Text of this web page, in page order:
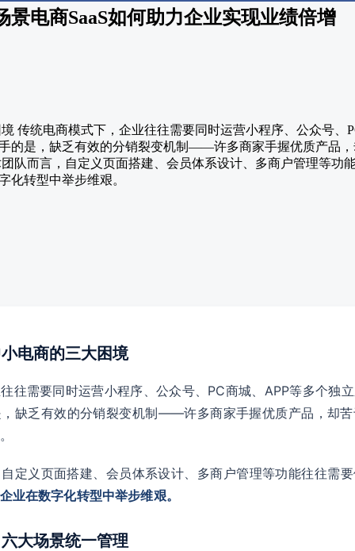
景电商SaaS如何助力企业实现业绩倍增
传统电商模式下，企业往往需要同时运营小程序、公众号、
的是，缺乏有效的分销裂变机制——许多商家手握优质产品
队而言，自定义页面搭建、会员体系设计、多商户管理等功
化转型中举步维艰。
电商的三大困境
往需要同时运营小程序、公众号、PC商城、APP等多个独
缺乏有效的分销裂变机制——许多商家手握优质产品，却
定义页面搭建、会员体系设计、多商户管理等功能往往需
业在数字化转型中举步维艰。
大场景统一管理